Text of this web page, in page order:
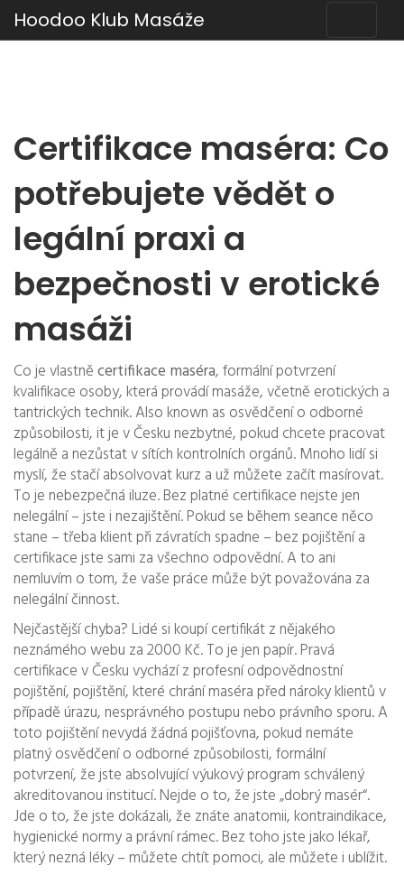
Hoodoo Klub Masáže
Certifikace maséra: Co
potřebujete vědět o
legální praxi a
bezpečnosti v erotické
masáži
Co je vlastněcertifikace maséra,formální potvrzení
kvalifikace osoby, která provádí masáže, včetně erotických a
tantrických technik. Also known as osvědčení o odborné
způsobilosti, it je v Česku nezbytné, pokud chcete pracovat
legálně a nezůstat v sítích kontrolních orgánů. Mnoho lidí si
myslí, že stačí absolvovat kurz a už můžete začít masírovat.
To je nebezpečná iluze. Bez platné certifikace nejste jen
nelegální – jste i nezajištění. Pokud se během seance něco
stane – třeba klient při závratích spadne – bez pojištění a
certifikace jste sami za všechno odpovědní. A to ani
nemluvím o tom, že vaše práce může být považována za
nelegální činnost.
Nejčastější chyba? Lidé si koupí certifikát z nějakého
neznámého webu za 2000 Kč. To je jen papír. Pravá
certifikace v Česku vychází z profesní odpovědnostní
pojištění, pojištění, které chrání maséra před nároky klientů v
případě úrazu, nesprávného postupu nebo právního sporu. A
toto pojištění nevydá žádná pojišťovna, pokud nemáte
platnýosvědčení o odborné způsobilosti,formální
potvrzení, že jste absolvující výukový program schválený
akreditovanou institucí. Nejde o to, že jste „dobrý masér“.
Jde o to, že jste dokázali, že znáte anatomii, kontraindikace,
hygienické normy a právní rámec. Bez toho jste jako lékař,
který nezná léky – můžete chtít pomoci, ale můžete i ublížit.